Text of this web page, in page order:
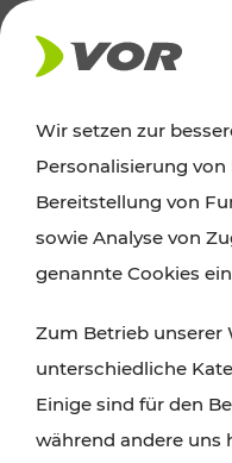
AKTUELLES
Ausflugstipps
Wien,
Wanderungen,
Radtouren oder
Attraktionen sind mit
Angeboten des VOR
Wir setzen zur
Personalisierung
Bereitstellung von
sowie Analyse von
genannte Cookies
Zum Betrieb unserer
unterschiedliche
Einige sind für den
während andere uns